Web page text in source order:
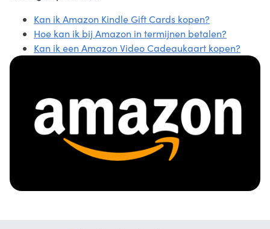
Kan ik Amazon Kindle Gift Cards kopen?
Hoe kan ik bij Amazon in termijnen betalen?
Kan ik een Amazon Video Cadeaukaart kopen?